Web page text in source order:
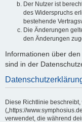
Der Nutzer ist
des Widerspruchs
bestehende
Die Änderungen
den Änderungen
Informationen über
sind in der
Diese Richtlinie beschreibt,
(„https://
verwendet, die während